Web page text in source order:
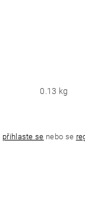
0.13 kg
přihlaste se nebo se